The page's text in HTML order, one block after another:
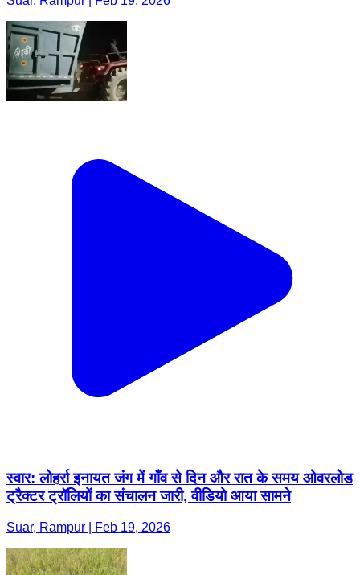
स्वार: लोहर्रा इनायत जंग में गाँव से दिन और रात के समय ओवरलोड
ट्रैक्टर ट्रॉलियों का संचालन जारी, वीडियो आया सामने
Suar, Rampur | Feb 19, 2026